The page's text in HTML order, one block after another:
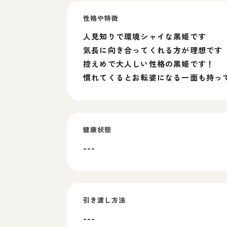
性格や特徴
人見知りで環境シャイな黒姫です
気長に向き合ってくれる方が理想です
控えめで大人しい性格の黒姫です！
慣れてくるとお転婆になる一面も持っ
健康状態
---
引き渡し方法
---